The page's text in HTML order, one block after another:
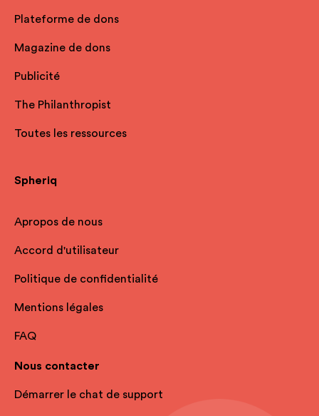
Plateforme de dons
Magazine de dons
Publicité
The Philanthropist
Toutes les ressources
Spheriq
Apropos de nous
Accord d'utilisateur
Politique de confidentialité
Mentions légales
FAQ
Nous contacter
Démarrer le chat de support